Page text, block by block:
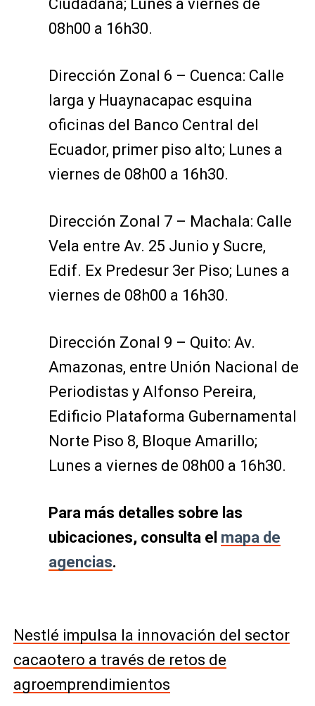
Ciudadana; Lunes a viernes de
08h00 a 16h30.
Dirección Zonal 6 – Cuenca: Calle
larga y Huaynacapac esquina
oficinas del Banco Central del
Ecuador, primer piso alto; Lunes a
viernes de 08h00 a 16h30.
Dirección Zonal 7 – Machala: Calle
Vela entre Av. 25 Junio y Sucre,
Edif. Ex Predesur 3er Piso; Lunes a
viernes de 08h00 a 16h30.
Dirección Zonal 9 – Quito: Av.
Amazonas, entre Unión Nacional de
Periodistas y Alfonso Pereira,
Edificio Plataforma Gubernamental
Norte Piso 8, Bloque Amarillo;
Lunes a viernes de 08h00 a 16h30.
Para más detalles sobre las
ubicaciones, consulta el mapa de
agencias.
Nestlé impulsa la innovación del sector
cacaotero a través de retos de
agroemprendimientos